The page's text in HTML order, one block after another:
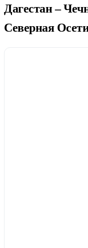
Дагестан –
Северная